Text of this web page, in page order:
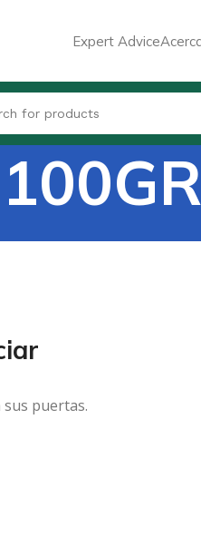
Expert Advice
puertas.